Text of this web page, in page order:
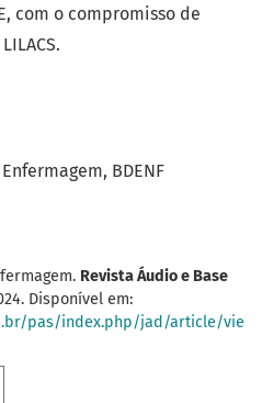
Enfermagem BDENF
Revista Áudio e Base
Disponível em:
pas/index.php/jad/article/vie
com o compromisso de